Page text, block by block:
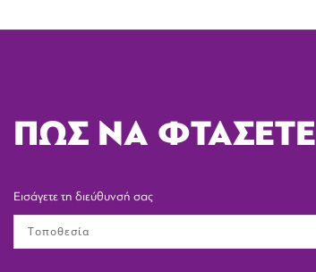
ΠΩΣ ΝΑ ΦΤΑΣΕΤΕ
Εισάγετε τη διεύθυνσή σας